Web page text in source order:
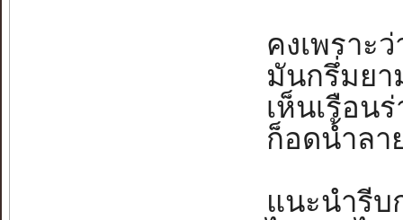
คงเพราะ
มันกรึ่มยา
เห็นเรือน
ก็อดน้ำลา
แนะนำรีบ